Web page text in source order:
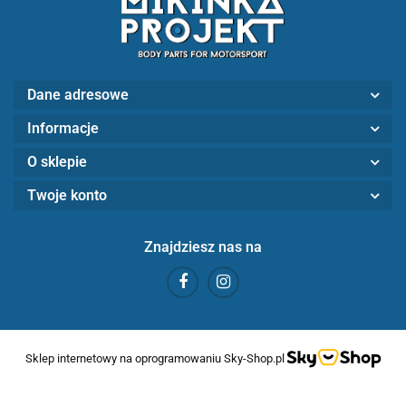
Dane adresowe
Informacje
O sklepie
Twoje konto
Znajdziesz nas na
Sklep internetowy na oprogramowaniu Sky-Shop.pl